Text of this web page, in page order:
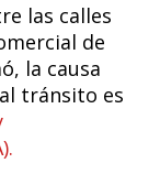
las calles
de
la causa
tránsito es